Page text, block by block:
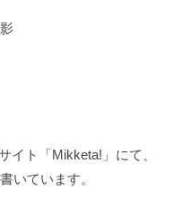
イト「Mikketa!」にて、
いています。